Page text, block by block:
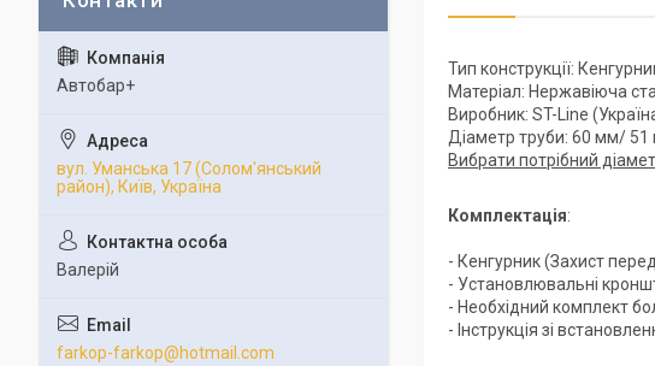
Тип конструкції:
Матеріал: Нержавіюча
Виробник: ST-Line
Діаметр труби: 60 мм/ 51
Вибрати потрібний
Комплектація:
- Кенгурник (Захист
- Установлювальні
- Необхідний комплект
- Інструкція зі
Автобар+
вул. Уманська 17 (Солом'янський
район), Київ, Україна
Валерій
farkop-farkop@hotmail.com